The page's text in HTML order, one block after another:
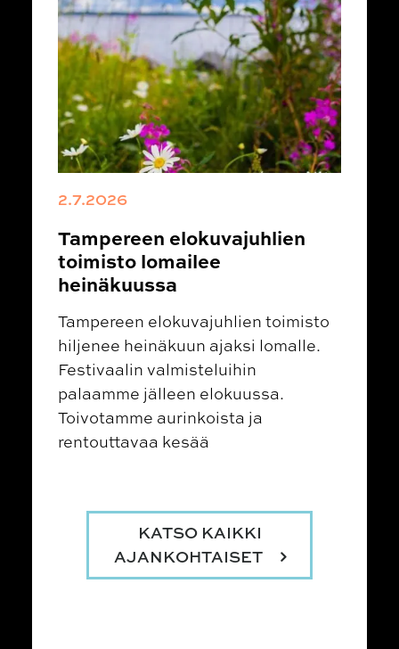
2.7.2026
Tampereen elokuvajuhlien
toimisto lomailee
heinäkuussa
Tampereen elokuvajuhlien toimisto
hiljenee heinäkuun ajaksi lomalle.
Festivaalin valmisteluihin
palaamme jälleen elokuussa.
Toivotamme aurinkoista ja
rentouttavaa kesää
KATSO KAIKKI
AJANKOHTAISET